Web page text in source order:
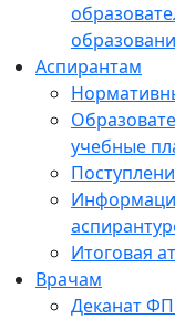
Аспирантам
учебные
Итоговая
Врачам
Деканат